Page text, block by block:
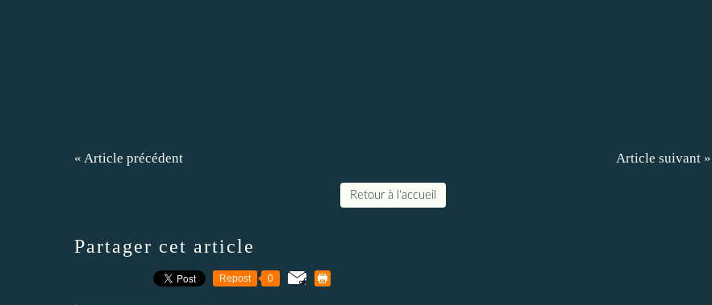
« Article précédent Article suivant »
Retour à l'accueil
Partager cet article
Repost 0